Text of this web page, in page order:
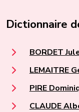
Dictionnaire
BORDET
LEMAITRE
PIRE
CLAUDE